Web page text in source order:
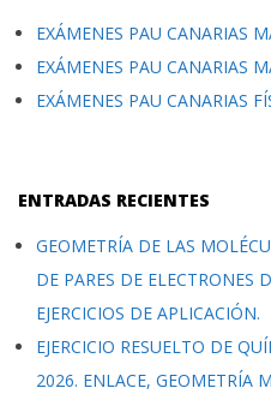
EXÁMENES PAU CANARIAS
EXÁMENES PAU CANARIAS
EXÁMENES PAU CANARIAS
ENTRADAS RECIENTES
GEOMETRÍA DE LAS
DE PARES DE ELECTRONES
EJERCICIOS DE APLICACIÓN.
EJERCICIO RESUELTO DE
2026. ENLACE, GEOMETRÍA